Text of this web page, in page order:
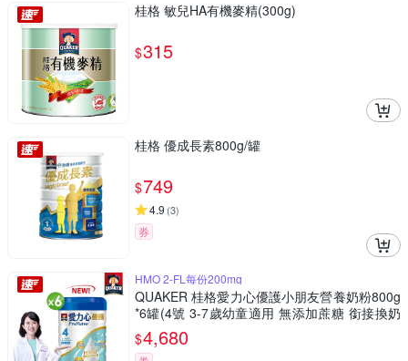
桂格 敏兒HA有機麥精(300g)
$315
桂格 優成長素800g/罐
$749
4.9 (3)
券
HMO 2-FL每份200mg
QUAKER 桂格愛力心優護小朋友營養奶粉800g
*6罐(4號 3-7歲幼童適用 無添加蔗糖 銜接換奶
好安心)
$4,680